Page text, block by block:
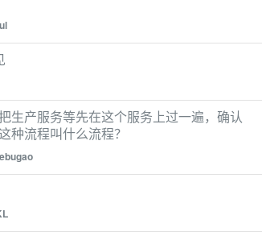
生产服务等先在这个服务上过一遍，确认
种流程叫什么流程？